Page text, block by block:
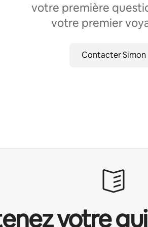
votre première
votre premier
Contacter Simon
votre